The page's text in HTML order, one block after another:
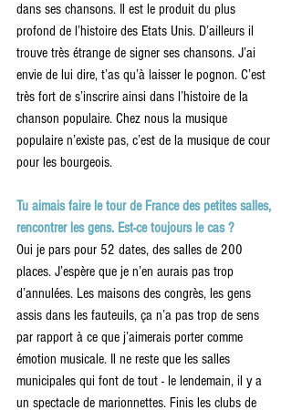
dans ses chansons. Il est le produit du plus
profond de l’histoire des Etats Unis. D’ailleurs il
trouve très étrange de signer ses chansons. J’ai
envie de lui dire, t’as qu’à laisser le pognon. C’est
très fort de s’inscrire ainsi dans l’histoire de la
chanson populaire. Chez nous la musique
populaire n’existe pas, c’est de la musique de cour
pour les bourgeois.
Tu aimais faire le tour de France des petites salles,
rencontrer les gens. Est-ce toujours le cas ?
Oui je pars pour 52 dates, des salles de 200
places. J’espère que je n’en aurais pas trop
d’annulées. Les maisons des congrès, les gens
assis dans les fauteuils, ça n’a pas trop de sens
par rapport à ce que j’aimerais porter comme
émotion musicale. Il ne reste que les salles
municipales qui font de tout - le lendemain, il y a
un spectacle de marionnettes. Finis les clubs de